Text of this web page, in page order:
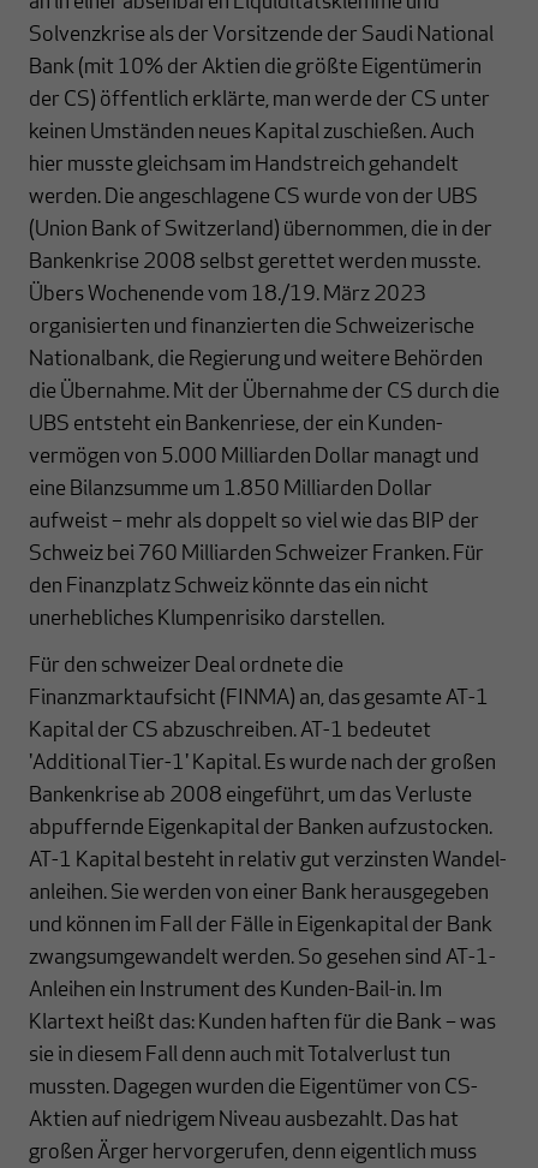
Solvenzkrise als der Vorsitzende der Saudi National
Bank (mit 10% der Aktien die größte Eigentümerin
der CS) öffentlich erklärte, man werde der CS unter
keinen Umständen neues Kapital zuschießen. Auch
hier musste gleichsam im Hand­streich gehandelt
werden. Die angeschlagene CS wurde von der UBS
(Union Bank of Switzer­land) übernommen, die in der
Bankenkrise 2008 selbst gerettet werden musste.
Übers Wochenende vom 18./19. März 2023
organisierten und finanzierten die Schwei­ze­rische
Nationalbank, die Regierung und weitere Behörden
die Übernahme. Mit der Übernahme der CS durch die
UBS entsteht ein Bankenriese, der ein Kunden­
vermögen von 5.000 Milliarden Dollar managt und
eine Bilanzsumme um 1.850 Milliarden Dollar
aufweist – mehr als doppelt so viel wie das BIP der
Schweiz bei 760 Milliarden Schweizer Franken. Für
den Finanzplatz Schweiz könnte das ein nicht
unerhebliches Klumpenrisiko darstellen.
Für den schweizer Deal ordnete die
Finanzmarktaufsicht (FINMA) an, das gesamte AT-1
Kapital der CS abzuschreiben. AT-1 bedeutet
'Additional Tier-1' Kapital. Es wurde nach der großen
Bankenkrise ab 2008 eingeführt, um das Verluste
abpuffernde Eigen­kapital der Banken aufzustocken.
AT-1 Kapital besteht in relativ gut verzinsten Wandel­­­
an­lei­hen. Sie werden von einer Bank herausgegeben
und können im Fall der Fälle in Eigen­kapital der Bank
zwangsumgewandelt werden. So gesehen sind AT-1-
Anleihen ein Instru­­ment des Kunden-Bail-in. Im
Klartext heißt das: Kunden haften für die Bank – was
sie in diesem Fall denn auch mit Totalverlust tun
mussten. Dagegen wurden die Eigen­tümer von CS-
Aktien auf nied­ri­gem Niveau ausbezahlt. Das hat
großen Ärger hervor­ge­rufen, denn eigentlich muss